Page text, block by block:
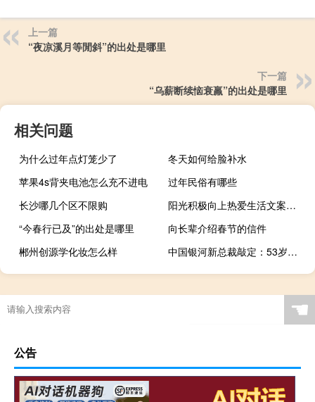
上一篇
“夜凉溪月等閒斜”的出处是哪里
下一篇
“乌薪断续恼衰羸”的出处是哪里
相关问题
为什么过年点灯笼少了
冬天如何给脸补水
苹果4s背夹电池怎么充不进电
过年民俗有哪些
长沙哪几个区不限购
阳光积极向上热爱生活文案短句
“今春行已及”的出处是哪里
向长辈介绍春节的信件
郴州创源学化妆怎么样
中国银河新总裁敲定：53岁副总裁薛军升任曾在证监会工作十余年
☚
公告